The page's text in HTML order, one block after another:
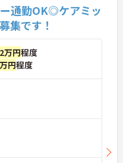
ー通勤OK◎ケアミッ
集です！
万円程度
円程度